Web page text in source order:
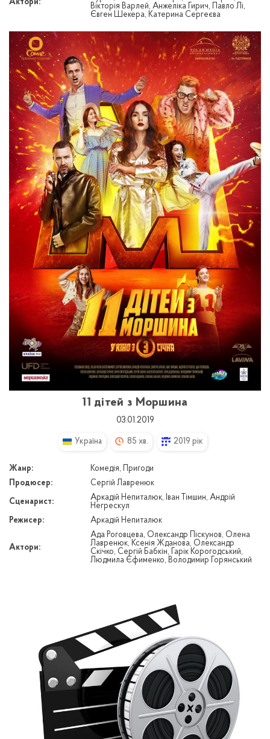
Актори:
Вікторія Варлей, Анжеліка Гирич, Павло Лі,
Євген Шекера, Катерина Сергеєва
11 дітей з Моршина
03.01.2019
Україна 85 хв. 2019 рік
Жанр:
Комедія, Пригоди
Продюсер:
Сергій Лавренюк
Сценарист:
Аркадій Непиталюк, Іван Тімшин, Андрій
Негрескул
Режисер:
Аркадій Непиталюк
Актори:
Ада Роговцева, Олександр Піскунов, Олена
Лавренюк, Ксенія Жданова, Олександр
Скічко, Сергій Бабкін, Гарік Корогодський,
Людмила Єфименко, Володимир Горянський